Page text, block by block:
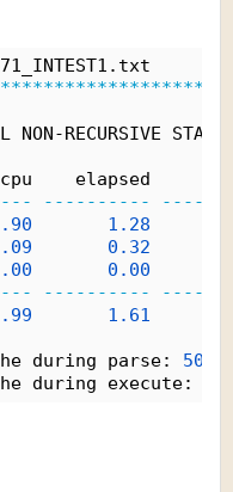
NON-RECURSIVE
elapsed
----------
1.28
0.32
0.00
----------
1.61
during parse: 5000
during execute: